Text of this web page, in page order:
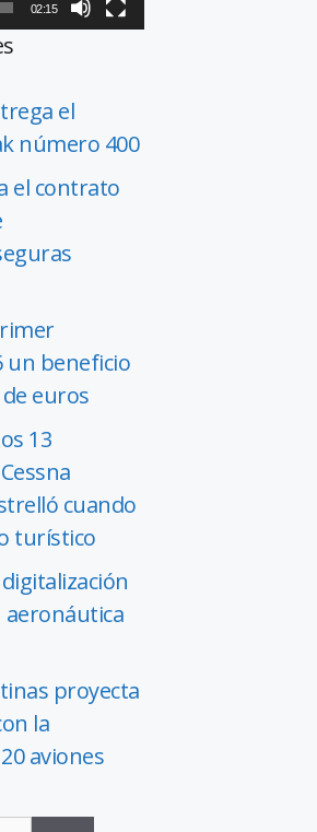
02:15
el
número 400
el contrato
un beneficio
euros
13
cuando
turístico
digitalización
proyecta
la
aviones